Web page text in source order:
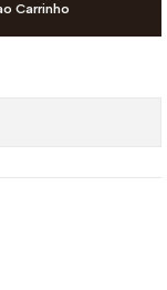
Carrinho